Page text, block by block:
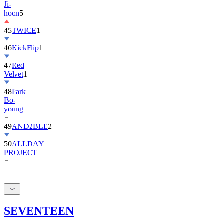
45TWICE
46KickFlip
47Red
Velvet
48Park
Bo-
young
49AND2BLE
50ALLDAY
PROJECT
SEVENTEEN